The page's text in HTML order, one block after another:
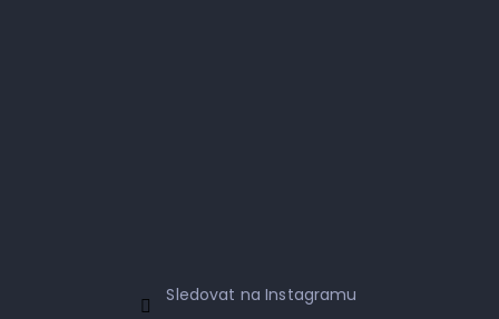
Sledovat na Instagramu